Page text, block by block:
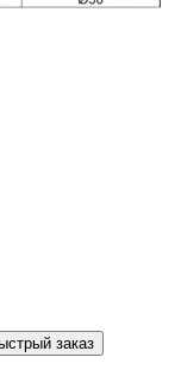
заказ